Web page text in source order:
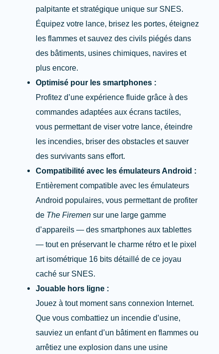
palpitante et stratégique unique sur SNES.
Équipez votre lance, brisez les portes, éteignez
les flammes et sauvez des civils piégés dans
des bâtiments, usines chimiques, navires et
plus encore.
Optimisé pour les smartphones :
Profitez d’une expérience fluide grâce à des
commandes adaptées aux écrans tactiles,
vous permettant de viser votre lance, éteindre
les incendies, briser des obstacles et sauver
des survivants sans effort.
Compatibilité avec les émulateurs Android :
Entièrement compatible avec les émulateurs
Android populaires, vous permettant de profiter
de The Firemen sur une large gamme
d’appareils — des smartphones aux tablettes
— tout en préservant le charme rétro et le pixel
art isométrique 16 bits détaillé de ce joyau
caché sur SNES.
Jouable hors ligne :
Jouez à tout moment sans connexion Internet.
Que vous combattiez un incendie d’usine,
sauviez un enfant d’un bâtiment en flammes ou
arrêtiez une explosion dans une usine